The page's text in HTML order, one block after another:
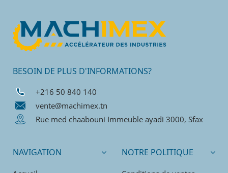
BESOIN DE PLUS D'INFORMATIONS?
+216 50 840 140
vente@machimex.tn
Rue med chaabouni Immeuble ayadi 3000, Sfax
NAVIGATION NOTRE POLITIQUE